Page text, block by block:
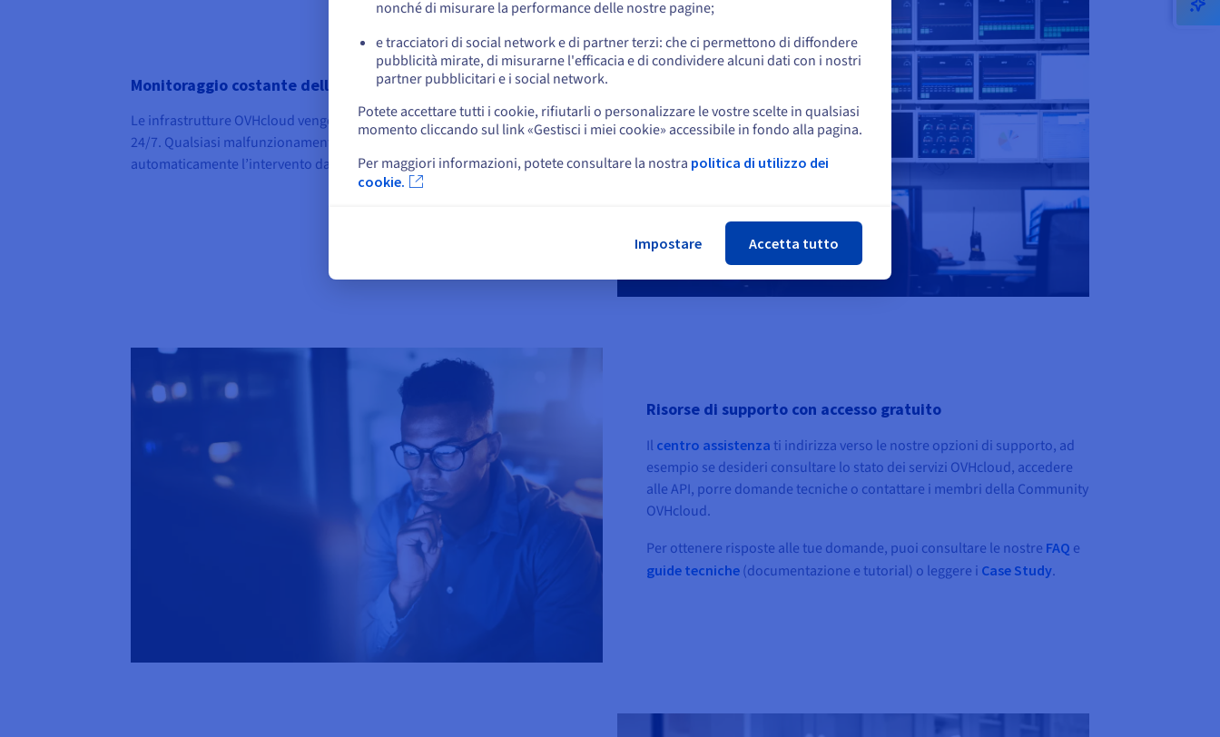
Monitoraggio costante delle infrastrutture OVHcloud
Le infrastrutture OVHcloud vengono mantenute sotto controllo
24/7. Qualsiasi malfunzionamento hardware rilevato sui servizi innesca
automaticamente l’intervento da parte dei team nel datacenter.
Risorse di supporto con accesso gratuito
Il centro assistenza ti indirizza verso le nostre opzioni di supporto, ad
esempio se desideri consultare lo stato dei servizi OVHcloud, accedere
alle API, porre domande tecniche o contattare i membri della Community
OVHcloud.
Per ottenere risposte alle tue domande, puoi consultare le nostre FAQ e
guide tecniche (documentazione e tutorial) o leggere i Case Study.
Resta sul sito web attuale
Seleziona un altro sito web
nonché di misurare la performance delle nostre pagine;
e tracciatori di social network e di partner terzi: che ci permettono di diffondere
pubblicità mirate, di misurarne l'efficacia e di condividere alcuni dati con i nostri
partner pubblicitari e i social network.
Potete accettare tutti i cookie, rifiutarli o personalizzare le vostre scelte in qualsiasi
momento cliccando sul link «Gestisci i miei cookie» accessibile in fondo alla pagina.
Per maggiori informazioni, potete consultare la nostra politica di utilizzo dei
cookie.
Impostare Accetta tutto